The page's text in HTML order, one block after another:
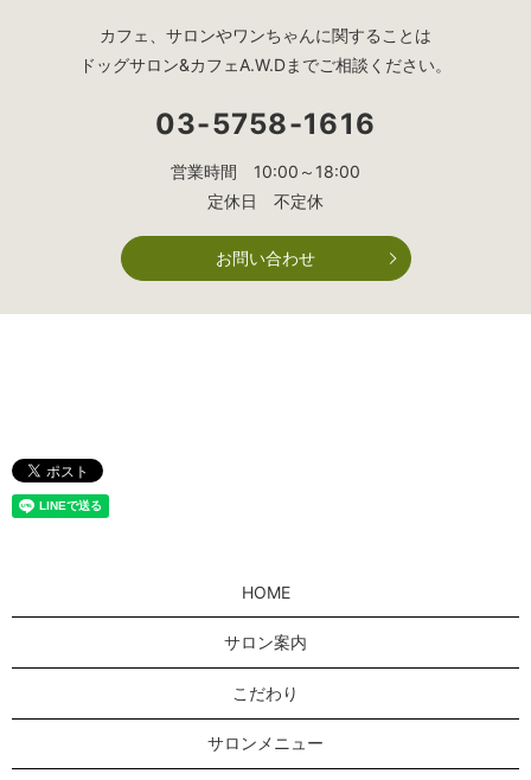
カフェ、サロンやワンちゃんに関することは
ドッグサロン&カフェA.W.Dまでご相談ください。
03-5758-1616
営業時間 10:00～18:00
定休日 不定休
お問い合わせ
HOME
サロン案内
こだわり
サロンメニュー